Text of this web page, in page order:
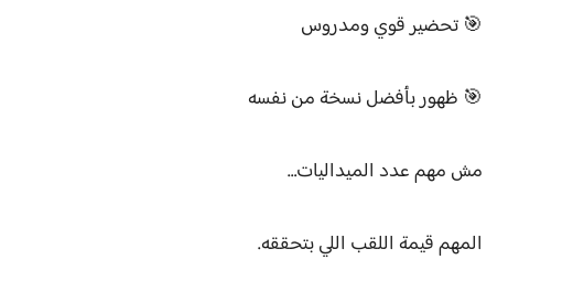
🎯 تحضير قوي ومدروس
🎯 ظهور بأفضل نسخة من نفسه
مش مهم عدد الميداليات…
المهم قيمة اللقب اللي بتحققه.